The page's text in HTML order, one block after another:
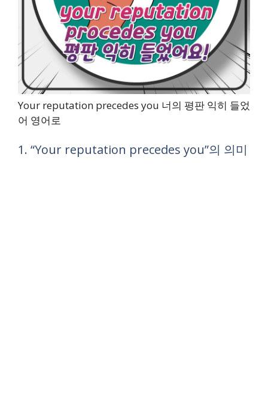
Your reputation precedes you 너의 평판 익히 들었
어 영어로
1. “Your reputation precedes you”의 의미